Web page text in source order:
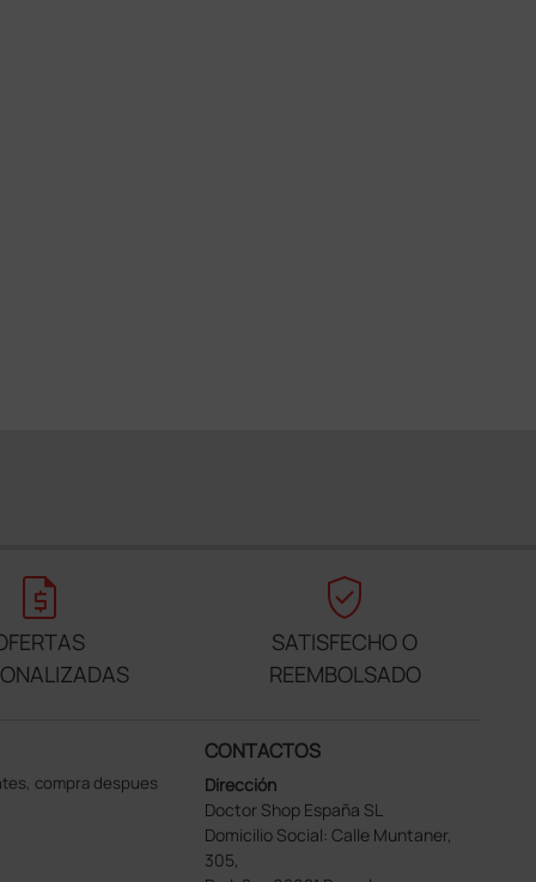
request_quote verified_user
SATISFECHO O
REEMBOLSADO
compra despues
CONTACTOS
Dirección
Doctor Shop España SL
Domicilio Social: Calle Muntaner,
305,